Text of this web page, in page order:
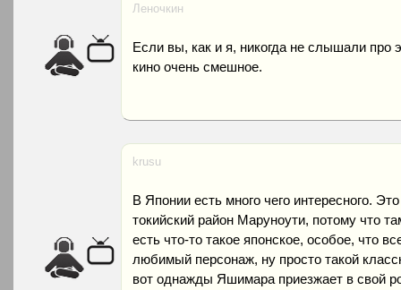
Леночкин
Если вы, как и я, никогда не слышали про
кино очень смешное.
krusu
В Японии есть много чего интересного.
токийский район Маруноути, потому что
есть что-то такое японское, особое, что
любимый персонаж, ну просто такой
вот однажды Яшимара приезжает в свой